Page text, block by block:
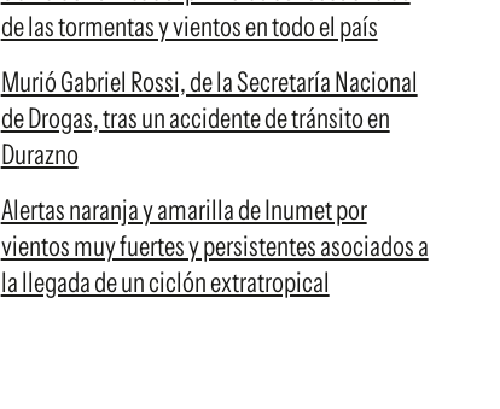
de las tormentas y vientos en todo el país
Murió Gabriel Rossi, de la Secretaría Nacional
de Drogas, tras un accidente de tránsito en
Durazno
Alertas naranja y amarilla de Inumet por
vientos muy fuertes y persistentes asociados a
la llegada de un ciclón extratropical